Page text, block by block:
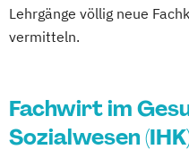
Ernährungsberater
Ernährungsberater
Lehrgänge völlig neue
vermitteln.
Fachwirt im
Sozialwesen